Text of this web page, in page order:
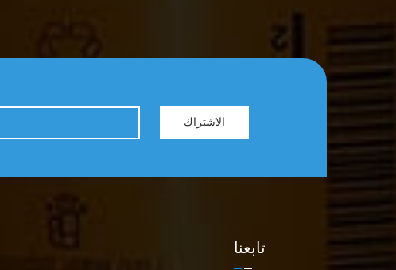
الاشتراك
تابعنا